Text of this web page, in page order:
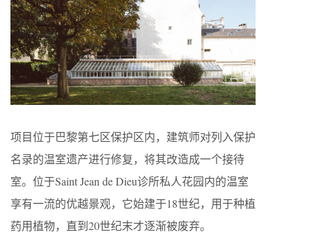
项目位于巴黎第七区保护区内，建筑师对列入保护
名录的温室遗产进行修复，将其改造成一个接待
室。位于Saint Jean de Dieu诊所私人花园内的温室
享有一流的优越景观，它始建于18世纪，用于种植
药用植物，直到20世纪末才逐渐被废弃。